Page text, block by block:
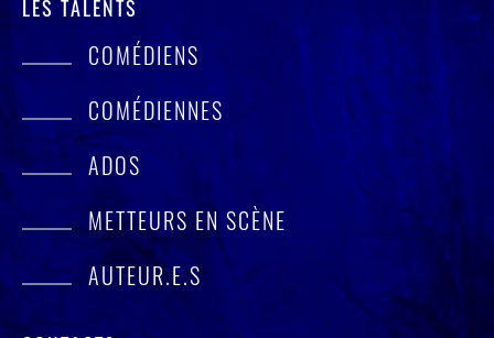
LES TALENTS
COMÉDIENS
COMÉDIENNES
ADOS
METTEURS EN SCÈNE
AUTEUR.E.S